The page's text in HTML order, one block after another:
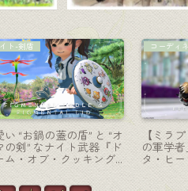
ディネート
ラプリ】“刀を持った和
服コーデ” 全ジョブ着ら
『レプリカ・スカイパ
ーツ・ストライカージ
ット』
AF装備
清楚な
AF2装
ーズ（